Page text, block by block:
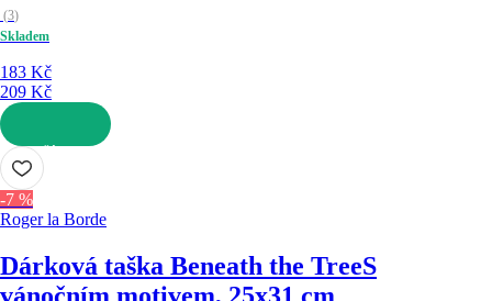
(3)
Skladem
183 Kč
209 Kč
DO KOŠÍKU
-7 %
Roger la Borde
Dárková taška Beneath the TreeS
vánočním motivem, 25x31 cm